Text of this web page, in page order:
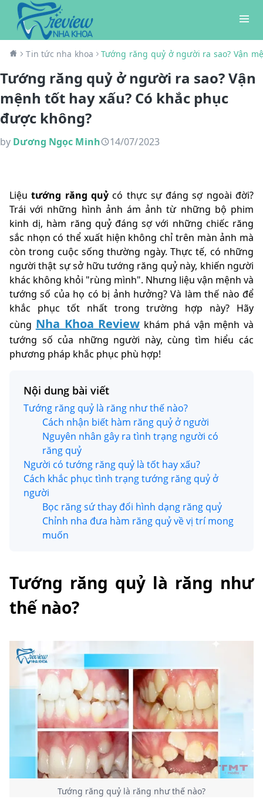
Tin tức nha khoa Tướng răng quỷ ở người ra sao? Vận
Tướng răng quỷ ở người ra sao? Vận
mệnh tốt hay xấu? Có khắc phục
được không?
by Dương Ngọc Minh 14/07/2023
Liệutướng răng quỷcó thực sự đáng sợ ngoài đời?
Trái với những hình ảnh ám ảnh từ những bộ phim
kinh dị, hàm răng quỷ đáng sợ với những chiếc răng
sắc nhọn có thể xuất hiện không chỉ trên màn ảnh mà
còn trong cuộc sống thường ngày. Thực tế, có những
người thật sự sở hữu tướng răng quỷ này, khiến người
khác không khỏi "rùng mình". Nhưng liệu vận mệnh và
tướng số của họ có bị ảnh hưởng? Và làm thế nào để
khắc phục tốt nhất trong trường hợp này? Hãy
cùng Nha Khoa Review khám phá vận mệnh và
tướng số của những người này, cùng tìm hiểu các
phương pháp khắc phục phù hợp!
Nội dung bài viết
Tướng răng quỷ là răng như thế nào?
Cách nhận biết hàm răng quỷ ở người
Nguyên nhân gây ra tình trạng người có
răng quỷ
Người có tướng răng quỷ là tốt hay xấu?
Cách khắc phục tình trạng tướng răng quỷ ở
người
Bọc răng sứ thay đổi hình dạng răng quỷ
Chỉnh nha đưa hàm răng quỷ về vị trí mong
muốn
Tướng răng quỷ là răng như
thế nào?
Tướng răng quỷ là răng như thế nào?